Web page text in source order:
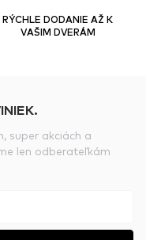
RÝCHLE DODANIE AŽ K
VAŠIM DVERÁM
super akciách a
len odberateľkám